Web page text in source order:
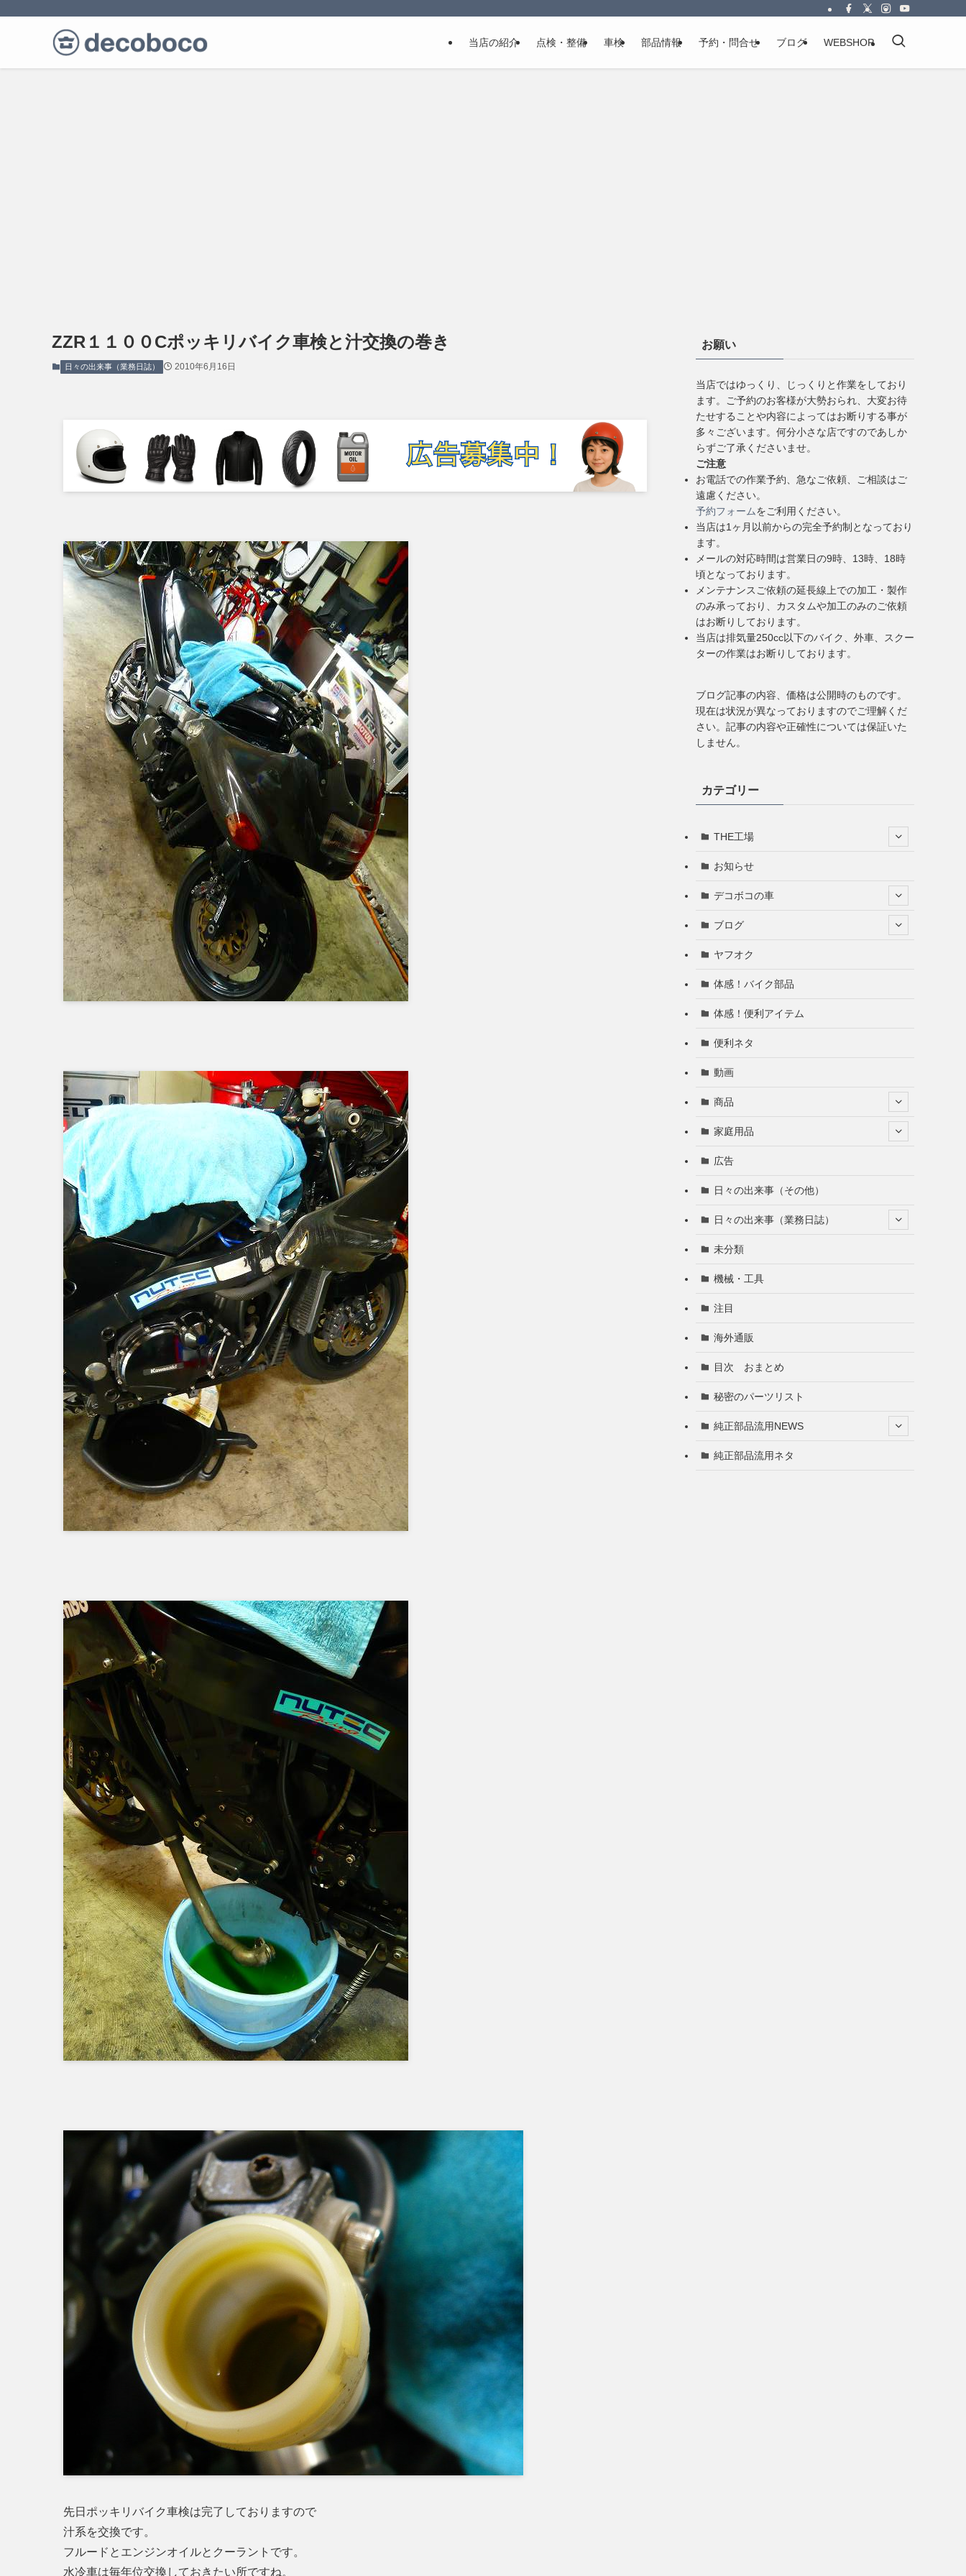
当店の紹介 点検・整備 車検 部品情報 予約・問合せ ブログ WEBSHOP
ZZR１１００Cポッキリバイク車検と汁交換の巻き
日々の出来事（業務日誌） 2010年6月16日
先日ポッキリバイク車検は完了しておりますので
汁系を交換です。
フルードとエンジンオイルとクーラントです。
水冷車は毎年位交換しておきたい所ですね。
お願い
当店ではゆっくり、じっくりと作業をしており
ます。ご予約のお客様が大勢おられ、大変お待
たせすることや内容によってはお断りする事が
多々ございます。何分小さな店ですのであしか
らずご了承くださいませ。
ご注意
お電話での作業予約、急なご依頼、ご相談はご
遠慮ください。
予約フォームをご利用ください。
当店は1ヶ月以前からの完全予約制となっており
ます。
メールの対応時間は営業日の9時、13時、18時
頃となっております。
メンテナンスご依頼の延長線上での加工・製作
のみ承っており、カスタムや加工のみのご依頼
はお断りしております。
当店は排気量250cc以下のバイク、外車、スクー
ターの作業はお断りしております。
ブログ記事の内容、価格は公開時のものです。
現在は状況が異なっておりますのでご理解くだ
さい。記事の内容や正確性については保証いた
しません。
カテゴリー
THE工場
お知らせ
デコボコの車
ブログ
ヤフオク
体感！バイク部品
体感！便利アイテム
便利ネタ
動画
商品
家庭用品
広告
日々の出来事（その他）
日々の出来事（業務日誌）
未分類
機械・工具
注目
海外通販
目次 おまとめ
秘密のパーツリスト
純正部品流用NEWS
純正部品流用ネタ